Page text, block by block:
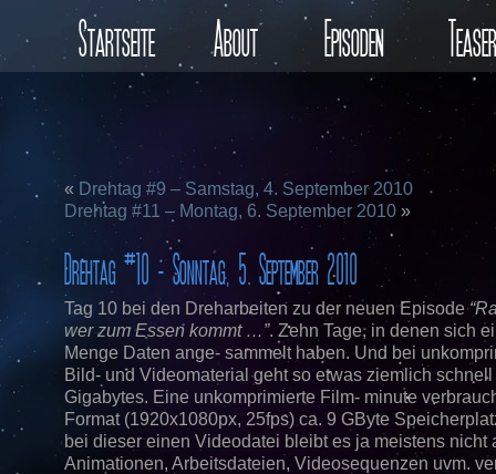
Startseite About Episoden Teaser
« Drehtag #9 – Samstag, 4. September 2010
Drehtag #11 – Montag, 6. September 2010 »
Drehtag #10 – Sonntag, 5. September 2010
Tag 10 bei den Dreharbeiten zu der neuen Episode
wer zum Essen kommt …”. Zehn Tage, in denen sich
Menge Daten ange- sammelt haben. Und bei
Bild- und Videomaterial geht so etwas ziemlich
Gigabytes. Eine unkomprimierte Film- minute
Format (1920x1080px, 25fps) ca. 9 GByte
bei dieser einen Videodatei bleibt es ja meistens nicht
Animationen, Arbeitsdateien, Videosequenzen uvm.